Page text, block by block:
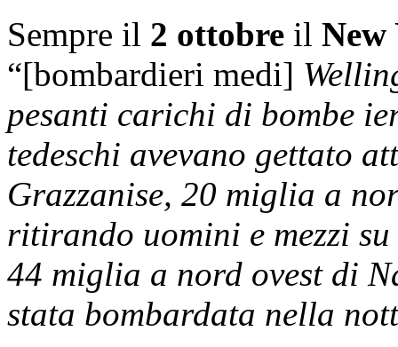
Sempre il 2 ottobre il New
“[bombardieri medi]
pesanti carichi di bombe
tedeschi avevano gettato
Grazzanise, 20 miglia a
ritirando uomini e mezzi
44 miglia a nord ovest di
stata bombardata nella